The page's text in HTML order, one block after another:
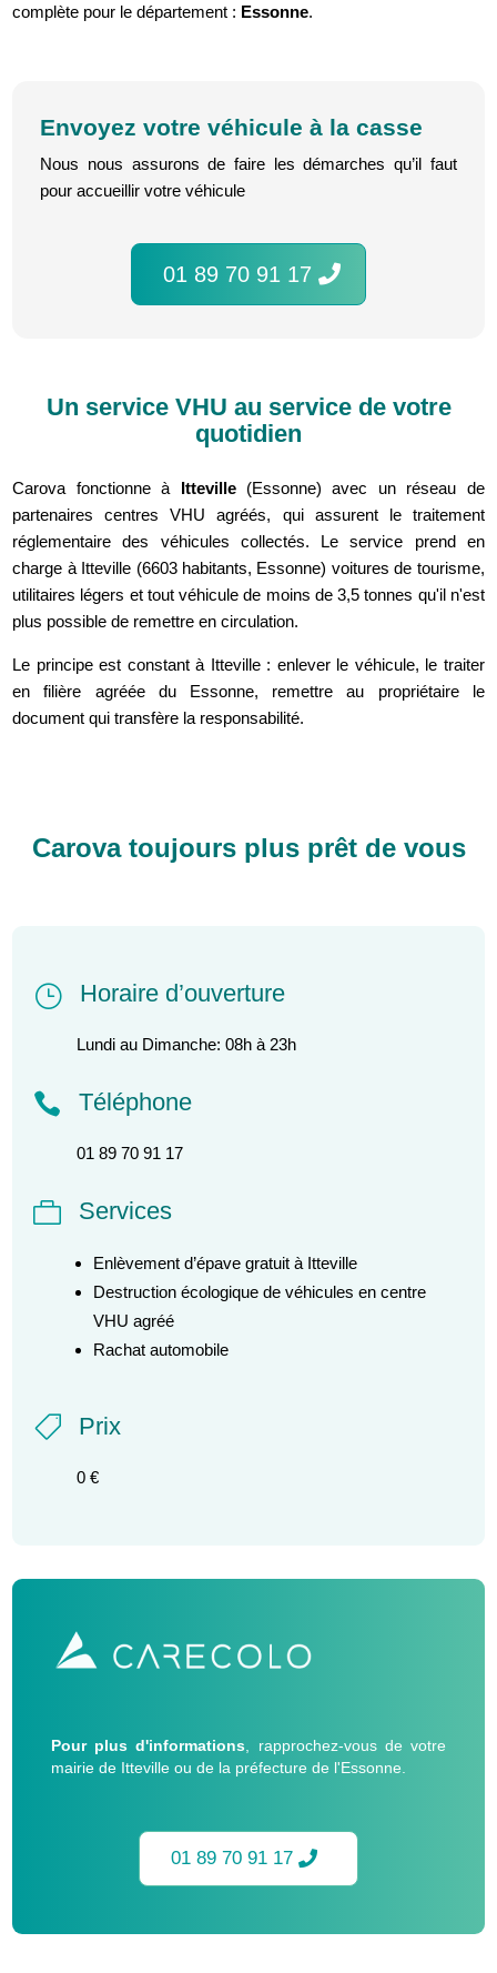
complète pour le département : Essonne.
Envoyez votre véhicule à la casse
Nous nous assurons de faire les démarches qu’il faut
pour accueillir votre véhicule
01 89 70 91 17
Un service VHU au service de votre
quotidien
Carova fonctionne à Itteville(Essonne) avec un réseau de
partenaires centres VHU agréés, qui assurent le traitement
réglementaire des véhicules collectés. Le service prend en
charge à Itteville (6603 habitants, Essonne) voitures de tourisme,
utilitaires légers et tout véhicule de moins de 3,5 tonnes qu'il n'est
plus possible de remettre en circulation.
Le principe est constant à Itteville : enlever le véhicule, le traiter
en filière agréée du Essonne, remettre au propriétaire le
document qui transfère la responsabilité.
Carova toujours plus prêt de vous
} Horaire d’ouverture
Lundi au Dimanche: 08h à 23h
 Téléphone
01 89 70 91 17
 Services
Enlèvement d’épave gratuit à Itteville
Destruction écologique de véhicules en centre
VHU agréé
Rachat automobile
 Prix
0 €
Pour plus d'informations , rapprochez-vous de votre
mairie de Itteville ou de la préfecture de l'Essonne.
01 89 70 91 17